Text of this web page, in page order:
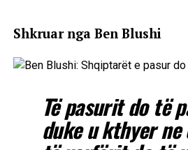
Shkruar nga Ben Blushi
Të pasurit do të
duke u kthyer